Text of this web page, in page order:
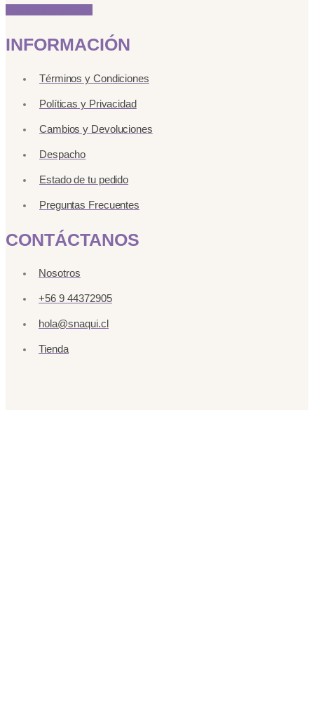
INFORMACIÓN
Términos y Condiciones
Políticas y Privacidad
Cambios y Devoluciones
Despacho
Estado de tu pedido
Preguntas Frecuentes
CONTÁCTANOS
Nosotros
+56 9 44372905
hola@snaqui.cl
Tienda